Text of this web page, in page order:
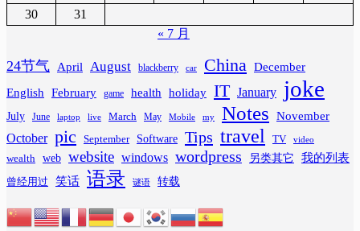
30
31
« 7 月
24节气 April August blackberry car China
December
English
February game health holiday IT January joke
July June laptop live March May Mobile my Notes November
October pic September Software Tips travel TV video
wealth web website windows wordpress 另类其它 我的列表
曾经用过 笑话 语录 谜语 转载